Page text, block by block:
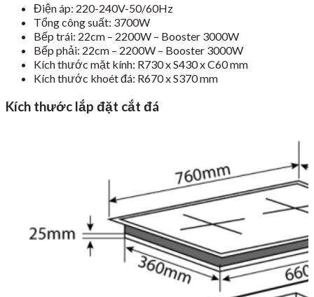
Điện áp: 220-240V-50/60Hz
Tổng công suất: 3700W
Bếp trái: 22cm – 2200W – Booster 3000W
Bếp phải: 22cm – 2200W – Booster 3000W
Kích thước mặt kính: R730 x S430 x C60 mm
Kích thước khoét đá: R670 x S370 mm
Kích thước lắp đặt cắt đá